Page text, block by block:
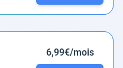
6,99€/mois